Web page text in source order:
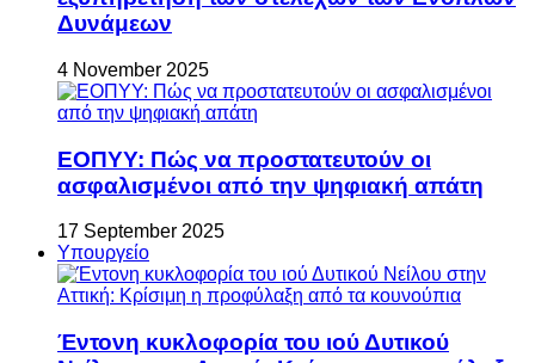
Δυνάμεων
4 November 2025
ΕΟΠΥΥ: Πώς να προστατευτούν οι
ασφαλισμένοι από την ψηφιακή απάτη
17 September 2025
Υπουργείο
Έντονη κυκλοφορία του ιού Δυτικού